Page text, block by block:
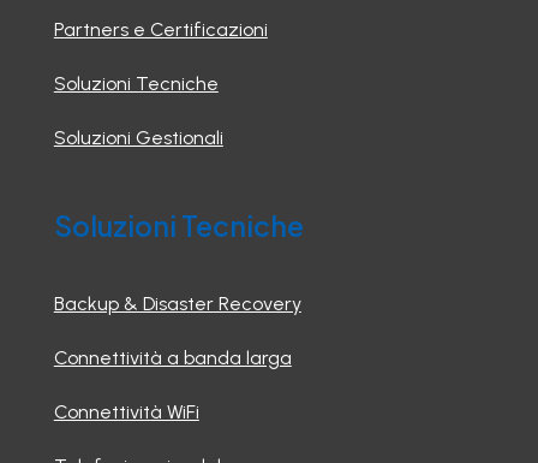
Partners e Certificazioni
Soluzioni Tecniche
Soluzioni Gestionali
Soluzioni Tecniche
Backup & Disaster Recovery
Connettività a banda larga
Connettività WiFi